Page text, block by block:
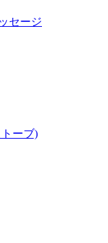
セージ
ーブ)